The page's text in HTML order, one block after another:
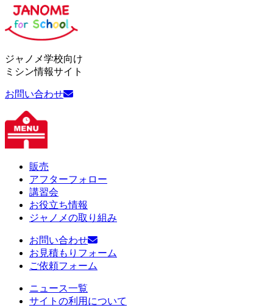
ジャノメ学校向け
ミシン情報サイト
お問い合わせ
販売
アフターフォロー
講習会
お役立ち情報
ジャノメの取り組み
お問い合わせ
お見積もりフォーム
ご依頼フォーム
ニュース一覧
サイトの利用について